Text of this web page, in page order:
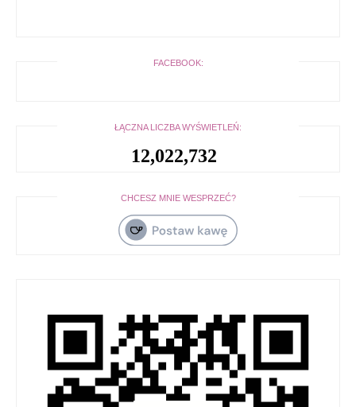
FACEBOOK:
ŁĄCZNA LICZBA WYŚWIETLEŃ:
12,022,732
CHCESZ MNIE WESPRZEĆ?